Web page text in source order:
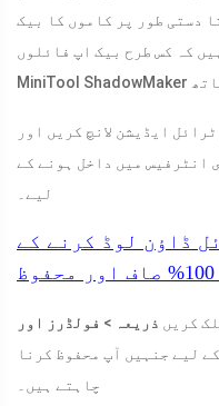
دستی طور پر کاموں کا بیک
کہ کس طرح بیک اپ فائلوں
ٹرائل ایڈیشن لانچ کریں اور
انٹرفیس میں داخل ہونے کے
لیے۔
ڈاؤن لوڈ کرنے کے
صاف اور محفوظ
کریں ذریعہ > فولڈرز اور
لیے جنہیں آپ محفوظ کرنا
چاہتے ہیں۔